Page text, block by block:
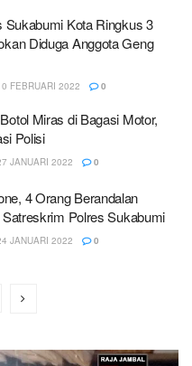
Sukabumi Kota Ringkus 3
Diduga Anggota Geng
FEBRUARI 2022 0
Miras di Bagasi Motor,
Polisi
JANUARI 2022 0
4 Orang Berandalan
Polres Sukabumi
JANUARI 2022 0